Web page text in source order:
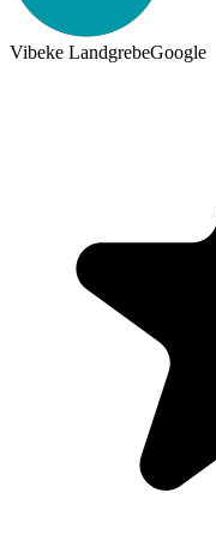
Vibeke LandgrebeGoogle